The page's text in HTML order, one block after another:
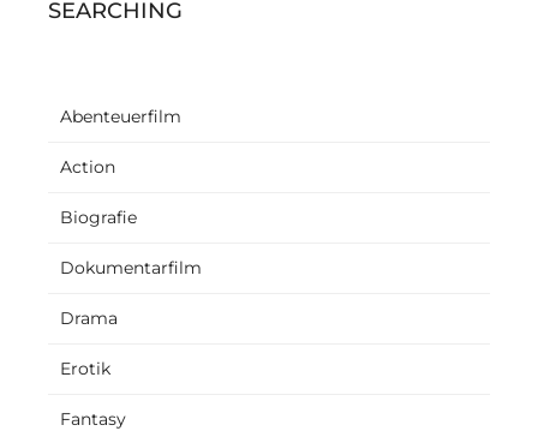
SEARCHING
Abenteuerfilm
Action
Biografie
Dokumentarfilm
Drama
Erotik
Fantasy